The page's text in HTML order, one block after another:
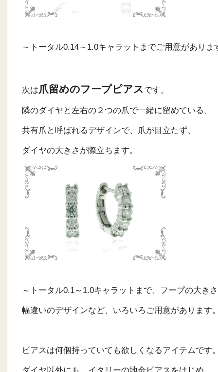
～トータル0.14～1.0キャラットまでご用意がありま
次は爪留めのフープピアス です。
隣のダイヤと左右の２つの爪で一緒に留めている、
共有爪と呼ばれるデザインで、爪が目立たず、
ダイヤの大きさが際立ちます。
～トータル0.1～1.0キャラットまで、フープの大き
幅違いのデザインなど、いろいろご用意があります
ピアスは何個持っていても欲しくなるアイテムです